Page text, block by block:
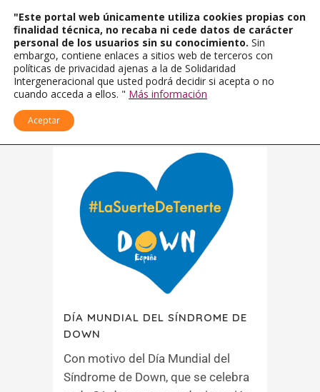
DÍA MUNDIAL DEL SÍNDROME DE
DOWN
Con motivo del Día Mundial del
Síndrome de Down, que se celebra
"Este portal web únicamente utiliza cookies propias con
finalidad técnica, no recaba ni cede datos de carácter
personal de los usuarios sin su conocimiento. Sin
embargo, contiene enlaces a sitios web de terceros con
políticas de privacidad ajenas a la de Solidaridad
Intergeneracional que usted podrá decidir si acepta o no
cuando acceda a ellos. " Más información
Aceptar